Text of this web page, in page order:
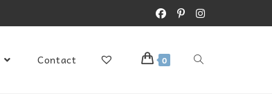
Contact 0